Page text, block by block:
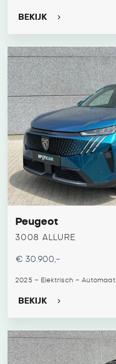
BEKIJK
Peugeot
3008 ALLURE
€ 30.900,-
2025 - Elektrisch - Automaat
BEKIJK